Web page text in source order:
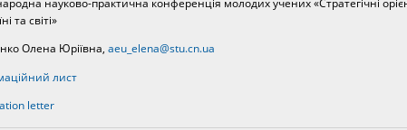
та світі»
Олена Юріївна, aeu_elena@stu.cn.ua
лист
letter